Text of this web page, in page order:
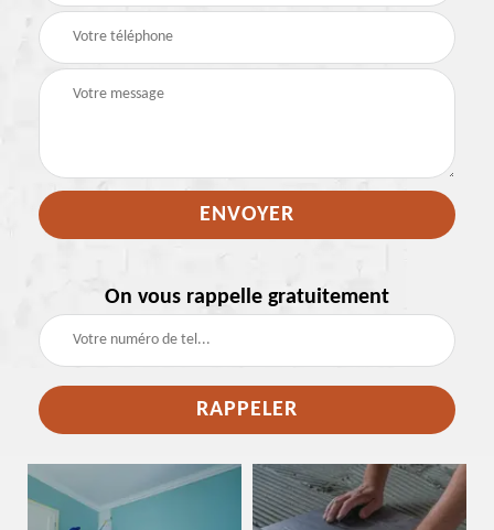
On vous rappelle gratuitement